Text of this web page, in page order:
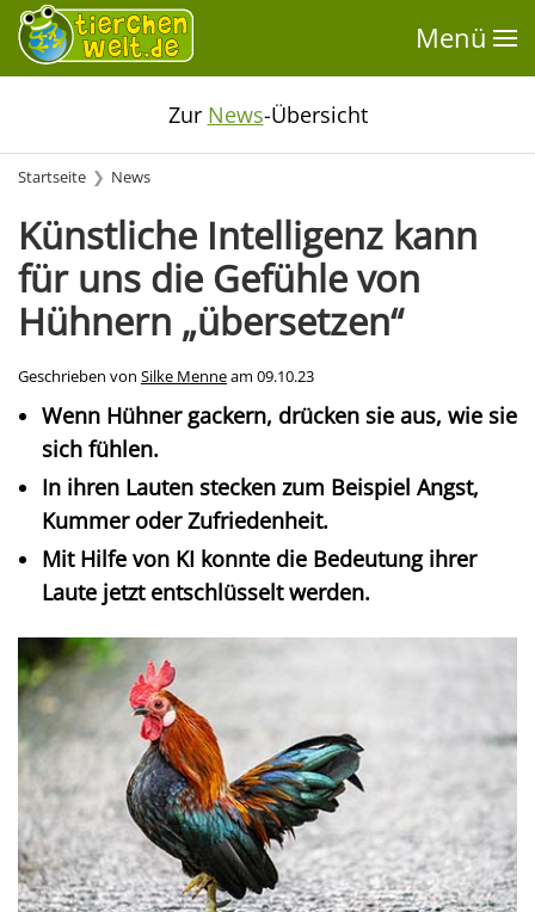
Menü
Zur News-Übersicht
Startseite News
Künstliche Intelligenz kann
für uns die Gefühle von
Hühnern „übersetzen“
Geschrieben von Silke Menneam 09.10.23
Wenn Hühner gackern, drücken sie aus, wie sie
sich fühlen.
In ihren Lauten stecken zum Beispiel Angst,
Kummer oder Zufriedenheit.
Mit Hilfe von KI konnte die Bedeutung ihrer
Laute jetzt entschlüsselt werden.